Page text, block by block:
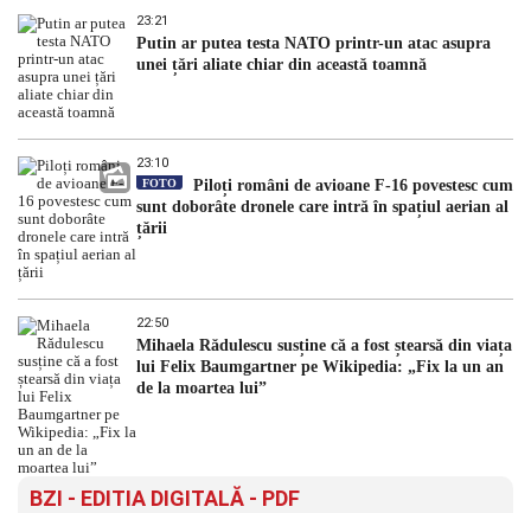
23:21
Putin ar putea testa NATO printr-un atac asupra
unei țări aliate chiar din această toamnă
23:10
FOTO
Piloți români de avioane F-16 povestesc cum
sunt doborâte dronele care intră în spațiul aerian al
țării
22:50
Mihaela Rădulescu susține că a fost ștearsă din viața
lui Felix Baumgartner pe Wikipedia: „Fix la un an
de la moartea lui”
BZI - EDITIA DIGITALĂ - PDF